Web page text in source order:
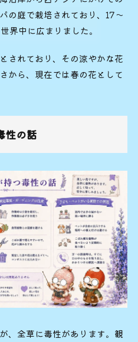
の庭で栽培されており、17〜
界中に広まりました。
されており、その涼やかな花
から、現在では春の花として
性の話
、全草に毒性があります。観